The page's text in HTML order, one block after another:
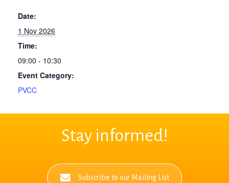
Date:
1 Nov 2026
Time:
09:00 - 10:30
Event Category:
PVCC
Stay informed!
Subscribe to our Mailing List